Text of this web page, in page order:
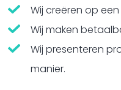
Wij creëren op
Wij maken
Wij presenteren
manier.